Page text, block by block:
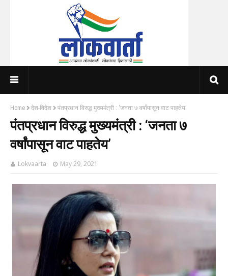
Home देश-विदेश पंतप्रधान विरुद्ध मुख्यमंत्री : ‘जनता ७ वर्षांपासून वाट पाहतेय’
पंतप्रधान विरुद्ध मुख्यमंत्री : ‘जनता ७
वर्षांपासून वाट पाहतेय’
Lokvaarta May 29, 2021